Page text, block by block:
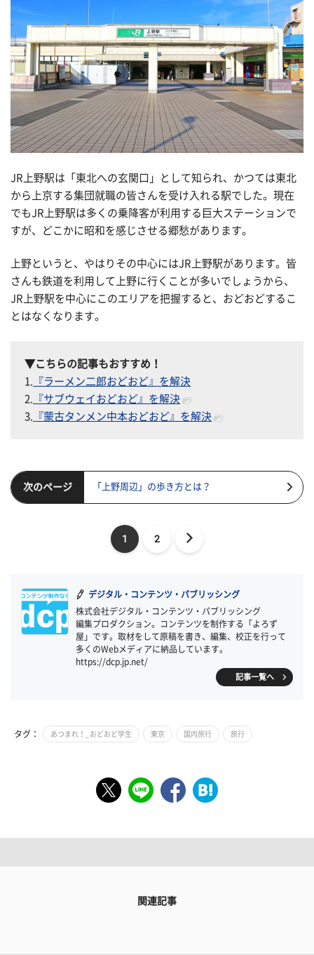
JR上野駅は「東北への玄関口」として知られ、かつては東北
から上京する集団就職の皆さんを受け入れる駅でした。現在
でもJR上野駅は多くの乗降客が利用する巨大ステーションで
すが、どこかに昭和を感じさせる郷愁があります。
上野というと、やはりその中心にはJR上野駅があります。皆
さんも鉄道を利用して上野に行くことが多いでしょうから、
JR上野駅を中心にこのエリアを把握すると、おどおどするこ
とはなくなります。
▼こちらの記事もおすすめ！
1.
『ラーメン二郎おどおど』を解決
2.
『サブウェイおどおど』を解決
3.
『蒙古タンメン中本おどおど』を解決
次のページ 「上野周辺」の歩き方とは？
1 2
デジタル・コンテンツ・パブリッシング
株式会社デジタル・コンテンツ・パブリッシング
編集プロダクション。コンテンツを制作する「よろず
屋」です。取材をして原稿を書き、編集、校正を行って
多くのWebメディアに納品しています。
https://dcp.jp.net/
記事一覧へ
タグ： あつまれ！_おどおど学生 東京 国内旅行 旅行
関連記事